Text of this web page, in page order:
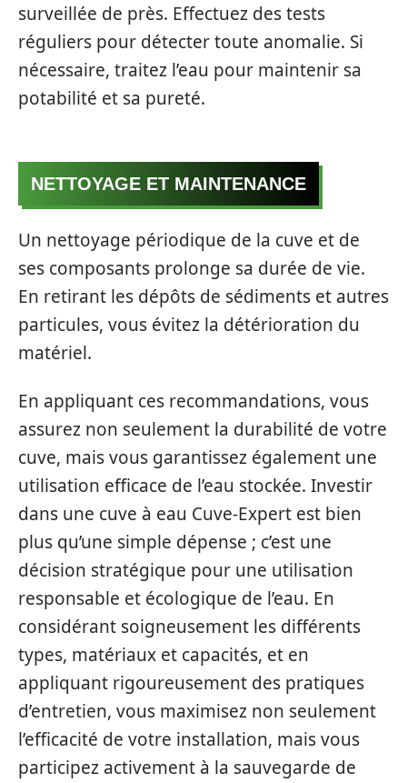
surveillée de près. Effectuez des tests
réguliers pour détecter toute anomalie. Si
nécessaire, traitez l’eau pour maintenir sa
potabilité et sa pureté.
NETTOYAGE ET MAINTENANCE
Un nettoyage périodique de la cuve et de
ses composants prolonge sa durée de vie.
En retirant les dépôts de sédiments et autres
particules, vous évitez la détérioration du
matériel.
En appliquant ces recommandations, vous
assurez non seulement la durabilité de votre
cuve, mais vous garantissez également une
utilisation efficace de l’eau stockée. Investir
dans une cuve à eau Cuve-Expert est bien
plus qu’une simple dépense ; c’est une
décision stratégique pour une utilisation
responsable et écologique de l’eau. En
considérant soigneusement les différents
types, matériaux et capacités, et en
appliquant rigoureusement des pratiques
d’entretien, vous maximisez non seulement
l’efficacité de votre installation, mais vous
participez activement à la sauvegarde de